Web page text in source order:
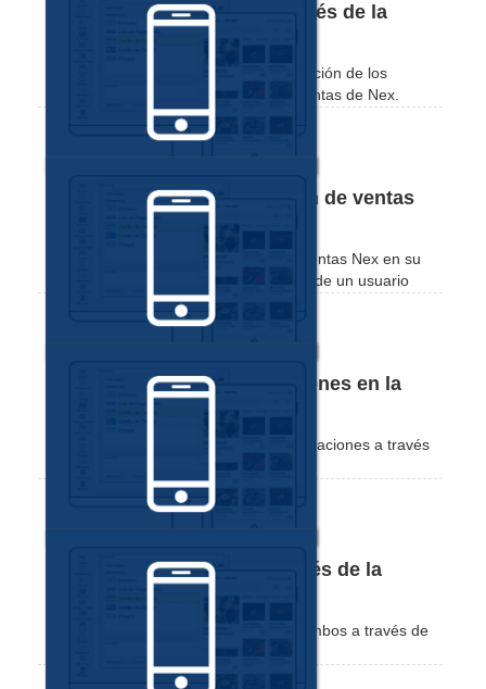
Cómo editar un pedido a través de la
Vea lo práctico que es editar la información de los
pedidos a través de la aplicación de ventas de Nex.
Cómo acceder a la aplicación de ventas
Vea cómo acceder a la aplicación de ventas Nex en su
celular, utilizando el login y contraseña de un usuario
con acceso restringido.
Cómo habilitar las notificaciones en la
Mira lo sencillo que es activar las notificaciones a través
Cómo crear un combo a través de la
Mira lo práctico que es registrar tus combos a través de